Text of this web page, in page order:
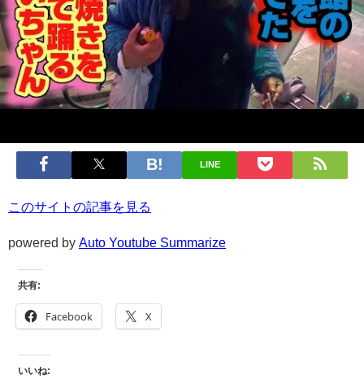
LINE
このサイトの記事を見る
powered by Auto Youtube Summarize
共有:
Facebook X
いいね: